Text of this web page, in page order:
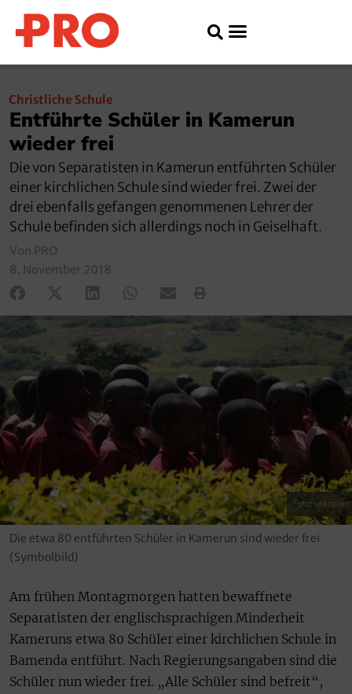
Christliche Schule
Entführte Schüler in Kamerun
wieder frei
Die von Separatisten in Kamerun entführten Schüler
einer kirchlichen Schule sind wieder frei. Zwei der
drei ebenfalls gefangen genommenen Lehrer der
Schule befinden sich allerdings noch in Geiselhaft.
Von PRO
8. November 2018
Foto: unknown
Die etwa 80 entführten Schüler in Kamerun sind wieder frei
(Symbolbild)
Am frühen Montagmorgen hatten bewaffnete
Separatisten der englischsprachigen Minderheit
Kameruns etwa 80 Schüler einer kirchlichen Schule in
Bamenda entführt. Nach Regierungsangaben sind die
Schüler nun wieder frei. „Alle Schüler sind befreit“,